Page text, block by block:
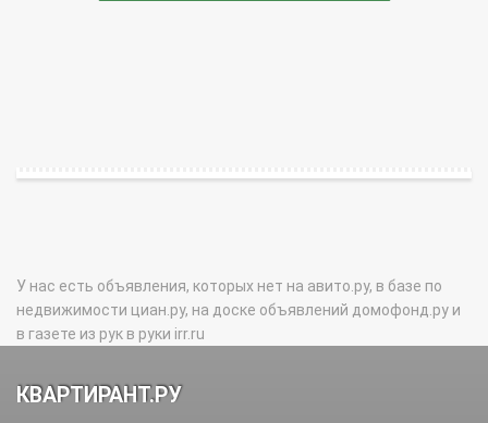
У нас есть объявления, которых нет на авито.ру, в базе по
недвижимости циан.ру, на доске объявлений домофонд.ру и
в газете из рук в руки irr.ru
КВАРТИРАНТ.РУ